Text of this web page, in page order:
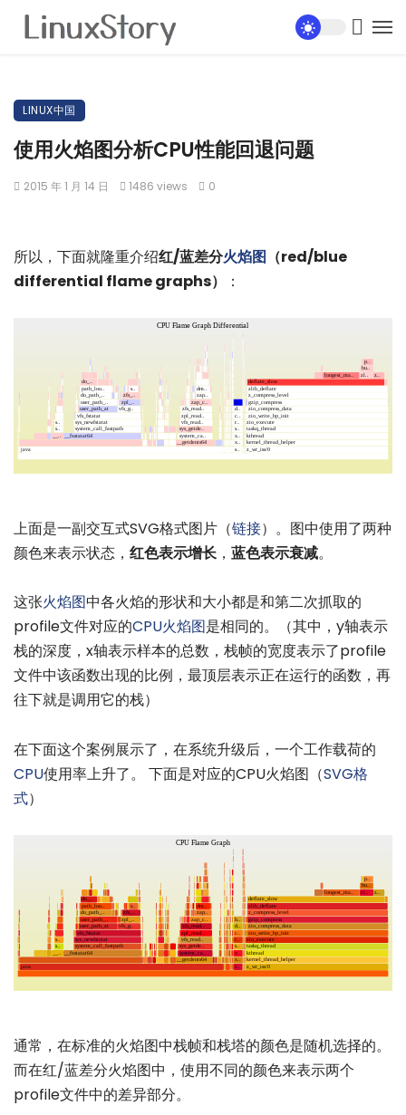
LINUX中国
使用火焰图分析CPU性能回退问题
2015 年 1 月 14 日 1486 views 0
所以，下面就隆重介绍红/蓝差分火焰图 （red/blue
differential flame graphs）
：
上面是一副交互式SVG格式图片（链接）。图中使用了两种
颜色来表示状态， 红色表示增长 ， 蓝色表示衰减。
这张火焰图中各火焰的形状和大小都是和第二次抓取的
profile文件对应的CPU火焰图是相同的。（其中，y轴表示
栈的深度，x轴表示样本的总数，栈帧的宽度表示了profile
文件中该函数出现的比例，最顶层表示正在运行的函数，再
往下就是调用它的栈）
在下面这个案例展示了，在系统升级后，一个工作载荷的
CPU使用率上升了。 下面是对应的CPU火焰图（SVG格
式）
通常，在标准的火焰图中栈帧和栈塔的颜色是随机选择的。
而在红/蓝差分火焰图中，使用不同的颜色来表示两个
profile文件中的差异部分。